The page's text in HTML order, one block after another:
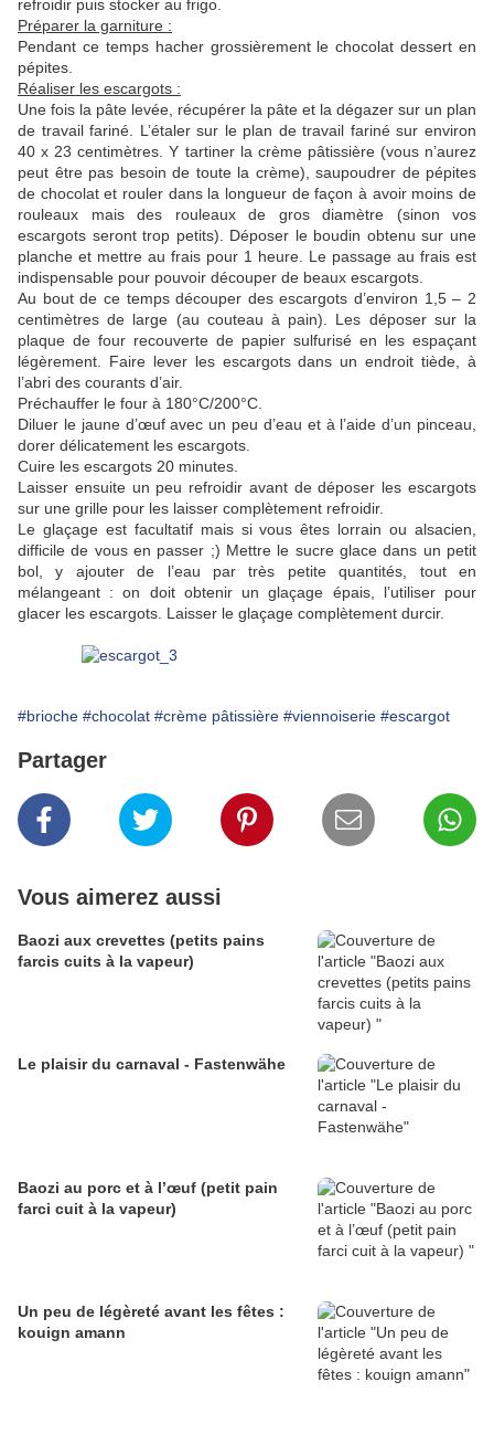
refroidir puis stocker au frigo.
Préparer la garniture :
Pendant ce temps hacher grossièrement le chocolat dessert en
pépites.
Réaliser les escargots :
Une fois la pâte levée, récupérer la pâte et la dégazer sur un plan
de travail fariné. L’étaler sur le plan de travail fariné sur environ
40 x 23 centimètres. Y tartiner la crème pâtissière (vous n’aurez
peut être pas besoin de toute la crème), saupoudrer de pépites
de chocolat et rouler dans la longueur de façon à avoir moins de
rouleaux mais des rouleaux de gros diamètre (sinon vos
escargots seront trop petits). Déposer le boudin obtenu sur une
planche et mettre au frais pour 1 heure. Le passage au frais est
indispensable pour pouvoir découper de beaux escargots.
Au bout de ce temps découper des escargots d’environ 1,5 – 2
centimètres de large (au couteau à pain). Les déposer sur la
plaque de four recouverte de papier sulfurisé en les espaçant
légèrement. Faire lever les escargots dans un endroit tiède, à
l’abri des courants d’air.
Préchauffer le four à 180°C/200°C.
Diluer le jaune d’œuf avec un peu d’eau et à l’aide d’un pinceau,
dorer délicatement les escargots.
Cuire les escargots 20 minutes.
Laisser ensuite un peu refroidir avant de déposer les escargots
sur une grille pour les laisser complètement refroidir.
Le glaçage est facultatif mais si vous êtes lorrain ou alsacien,
difficile de vous en passer ;) Mettre le sucre glace dans un petit
bol, y ajouter de l’eau par très petite quantités, tout en
mélangeant : on doit obtenir un glaçage épais, l’utiliser pour
glacer les escargots. Laisser le glaçage complètement durcir.
#brioche #chocolat #crème pâtissière #viennoiserie #escargot
Partager
Vous aimerez aussi
Baozi aux crevettes (petits pains
farcis cuits à la vapeur)
Le plaisir du carnaval - Fastenwähe
Baozi au porc et à l’œuf (petit pain
farci cuit à la vapeur)
Un peu de légèreté avant les fêtes :
kouign amann